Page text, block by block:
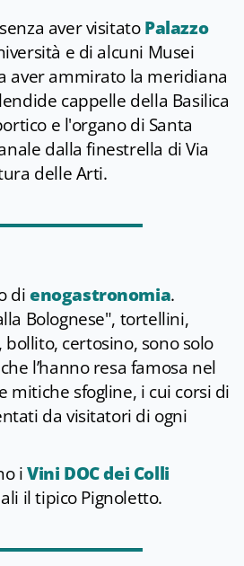
aver visitatoPalazzo
e di alcuni Musei
aver ammirato la meridiana
cappelle della Basilica
e l'organo di Santa
dalla finestrella di Via
delle Arti.
dienogastronomia.
Bolognese", tortellini,
certosino, sono solo
l’hanno resa famosa nel
mitiche sfogline, i cui corsi di
da visitatori di ogni
iVini DOC dei Colli
il tipico Pignoletto.